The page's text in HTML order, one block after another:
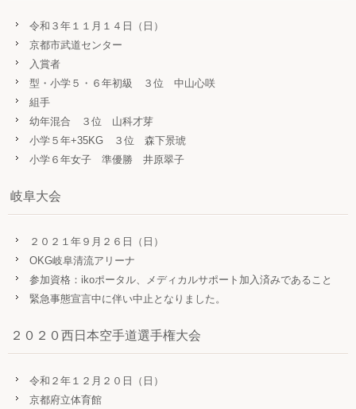
令和３年１１月１４日（日）
京都市武道センター
入賞者
型・小学５・６年初級 ３位 中山心咲
組手
幼年混合 ３位 山科才芽
小学５年+35KG ３位 森下景琥
小学６年女子 準優勝 井原翠子
岐阜大会
２０２１年９月２６日（日）
OKG岐阜清流アリーナ
参加資格：ikoポータル、メディカルサポート加入済みであること
緊急事態宣言中に伴い中止となりました。
２０２０西日本空手道選手権大会
令和２年１２月２０日（日）
京都府立体育館